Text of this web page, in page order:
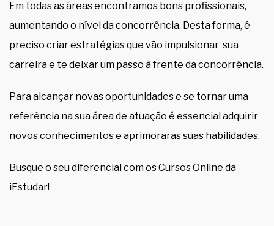
Em todas as áreas encontramos bons profissionais,
aumentando o nível da concorrência. Desta forma, é
preciso criar estratégias que vão impulsionar sua
carreira e te deixar um passo à frente da concorrência.
Para alcançar novas oportunidades e se tornar uma
referência na sua área de atuação é essencial adquirir
novos conhecimentos e aprimoraras suas habilidades.
Busque o seu diferencial com os Cursos Online da
iEstudar!